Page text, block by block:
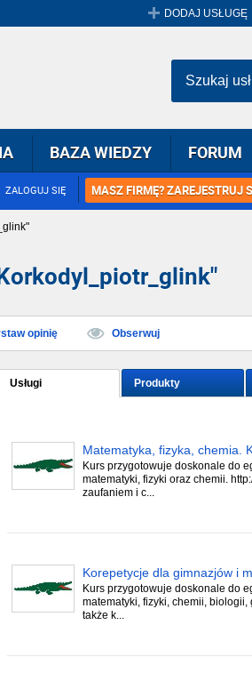
DODAJ USŁUGĘ
ZALOGUJ SIĘ MASZ FIRMĘ? ZAREJESTRUJ
BAZA WIEDZY FORUM
Szukaj
opinię Obserwuj
Usługi Produkty
Matematyka, fizyka, chemia.
Kurs przygotowuje doskonale do
matematyki, fizyki oraz chemii.
zaufaniem i c...
Korepetycje dla gimnazjów i
Kurs przygotowuje doskonale do
matematyki, fizyki, chemii,
także k...